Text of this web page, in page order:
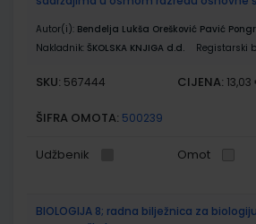
Autor(i): Bendelja Lukša Orešković Pavić
Nakladnik: ŠKOLSKA KNJIGA d.d. Registarski
SKU: 567444 CIJENA: 13,03
ŠIFRA OMOTA: 500239
Udžbenik Omot
BIOLOGIJA 8; radna bilježnica za